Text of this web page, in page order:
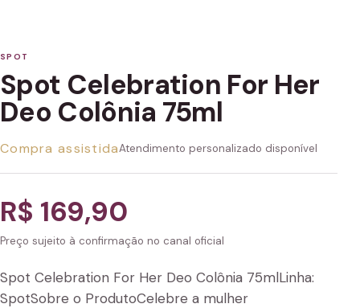
SPOT
Spot Celebration For Her
Deo Colônia 75ml
Compra assistidaAtendimento personalizado disponível
R$ 169,90
Preço sujeito à confirmação no canal oficial
Spot Celebration For Her Deo Colônia 75mlLinha:
SpotSobre o ProdutoCelebre a mulher